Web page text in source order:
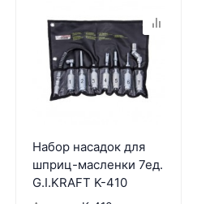
Набор насадок для
шприц-масленки 7ед.
G.I.KRAFT K-410